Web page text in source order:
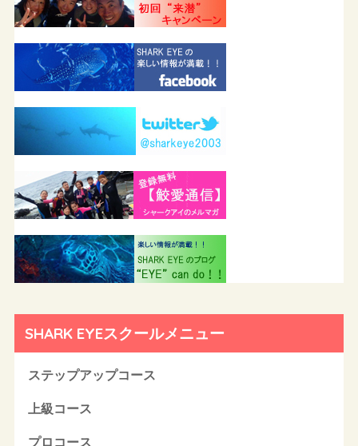
SHARK EYEスクールメニュー
ステップアップコース
上級コース
プロコース